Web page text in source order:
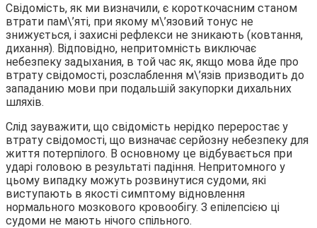
Свідомість, як ми визначили, є короткочасним станом
втрати пам\’яті, при якому м\’язовий тонус не
знижується, і захисні рефлекси не зникають (ковтання,
дихання). Відповідно, непритомність виключає
небезпеку задыхания, в той час як, якщо мова йде про
втрату свідомості, розслаблення м\’язів призводить до
западанию мови при подальшій закупорки дихальних
шляхів.
Слід зауважити, що свідомість нерідко переростає у
втрату свідомості, що визначає серйозну небезпеку для
життя потерпілого. В основному це відбувається при
ударі головою в результаті падіння. Непритомного у
цьому випадку можуть розвинутися судоми, які
виступають в якості симптому відновлення
нормального мозкового кровообігу. З епілепсією ці
судоми не мають нічого спільного.